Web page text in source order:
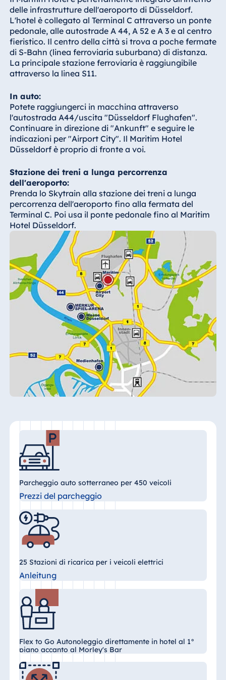
Hotel Bonn
Hotel Bremen
Hotel Darmstadt
Hotel Dresden
Hotel Düsseldorf
Hotel am
Schlossgarten
Fulda
Airport Hotel
Hannover
Hotel Bellevue
Kiel
Hotel Köln
Hotel
Königswinter
Hotel Magdeburg
Hotel München
Hotel Stuttgart
Seehotel
Timmendorfer
Strand
TitiseeHotel
Titisee-Neustadt
Strandhotel
Travemünde
Hotel Ulm
Star-Apart Hansa
Egitto
Jolie Ville Resort
& Casino Sharm
El Sheikh
Hotel Plaza
Tirana
Resort Marina
Bay
Bulgaria
Hotel Paradise
delle infrastrutture dell'aeroporto di Düsseldorf.
L'hotel è collegato al Terminal C attraverso un ponte
pedonale, alle autostrade A 44, A 52 e A 3 e al centro
fieristico. Il centro della città si trova a poche fermate
di S-Bahn (linea ferroviaria suburbana) di distanza.
La principale stazione ferroviaria è raggiungibile
attraverso la linea S11.
In auto:
Potete raggiungerci in macchina attraverso
l'autostrada A44/uscita "Düsseldorf Flughafen".
Continuare in direzione di "Ankunft" e seguire le
indicazioni per "Airport City". Il Maritim Hotel
Düsseldorf è proprio di fronte a voi.
Stazione dei treni a lunga percorrenza
dell'aeroporto:
Prenda lo Skytrain alla stazione dei treni a lunga
percorrenza dell'aeroporto fino alla fermata del
Terminal C. Poi usa il ponte pedonale fino al Maritim
Hotel Düsseldorf.
Parcheggio auto sotterraneo per 450 veicoli
Prezzi del parcheggio
25 Stazioni di ricarica per i veicoli elettrici
Anleitung
Flex to Go Autonoleggio direttamente in hotel al 1°
piano accanto al Morley's Bar